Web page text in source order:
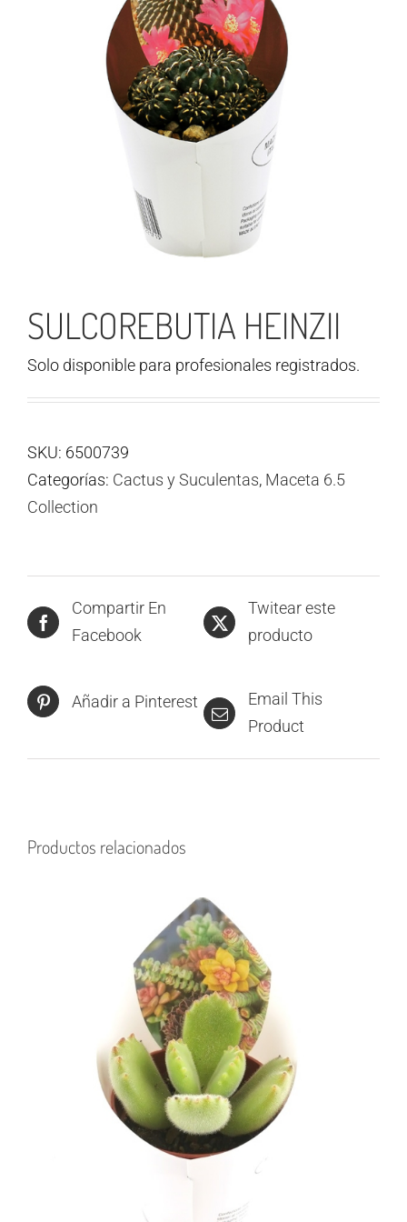
SULCOREBUTIA HEINZII
Solo disponible para profesionales registrados.
SKU: 6500739
Categorías: Cactus y Suculentas, Maceta 6.5
Collection
Compartir En
Facebook
Twitear este
producto
Añadir a Pinterest
Email This
Product
Productos relacionados